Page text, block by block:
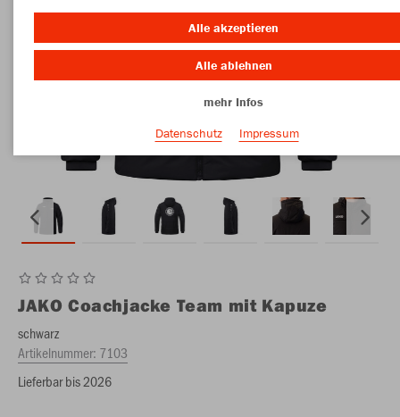
JAKO Coachjacke Team mit Kapuze
schwarz
Artikelnummer: 7103
Lieferbar bis 2026
Alle akzeptieren
Alle ablehnen
mehr Infos
Datenschutz
Impressum